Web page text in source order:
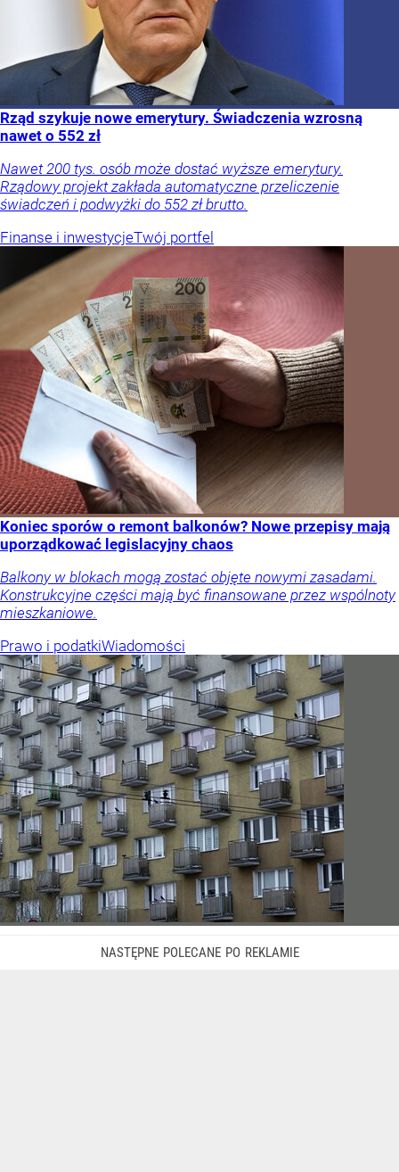
Rząd szykuje nowe emerytury. Świadczenia wzrosną
nawet o 552 zł
Nawet 200 tys. osób może dostać wyższe emerytury.
Rządowy projekt zakłada automatyczne przeliczenie
świadczeń i podwyżki do 552 zł brutto.
Finanse i inwestycjeTwój portfel
Koniec sporów o remont balkonów? Nowe przepisy mają
uporządkować legislacyjny chaos
Balkony w blokach mogą zostać objęte nowymi zasadami.
Konstrukcyjne części mają być finansowane przez wspólnoty
mieszkaniowe.
Prawo i podatkiWiadomości